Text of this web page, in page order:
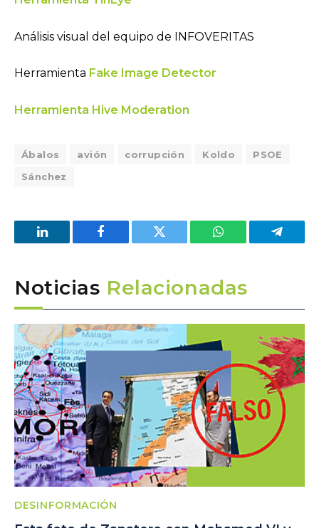
Análisis visual del equipo de INFOVERITAS
Herramienta Fake Image Detector
Herramienta Hive Moderation
Ábalos avión corrupción Koldo
PSOE
Sánchez
LinkedIn Facebook Twitter WhatsApp
Noticias Relacionadas
DESINFORMACIÓN